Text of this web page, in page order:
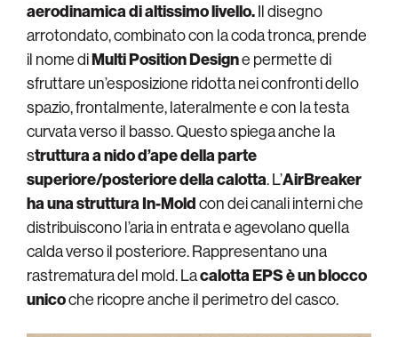
aerodinamica di altissimo livello.Il disegno
arrotondato, combinato con la coda tronca, prende
il nome diMulti Position Designe permette di
sfruttare un’esposizione ridotta nei confronti dello
spazio, frontalmente, lateralmente e con la testa
curvata verso il basso. Questo spiega anche la
struttura a nido d’ape della parte
superiore/posteriore della calotta. L’AirBreaker
ha una struttura In-Moldcon dei canali interni che
distribuiscono l’aria in entrata e agevolano quella
calda verso il posteriore. Rappresentano una
rastrematura del mold. Lacalotta EPS è un blocco
unicoche ricopre anche il perimetro del casco.